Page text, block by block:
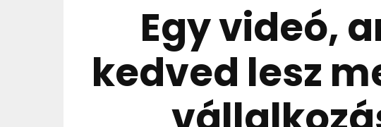
Egy videó,
kedved lesz